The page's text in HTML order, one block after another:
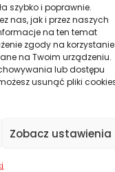
szybko i poprawnie.
nas, jak i przez naszych
na ten temat
zgody na korzystanie
na Twoim urządzeniu.
lub dostępu
usunąć pliki
Zobacz ustawienia